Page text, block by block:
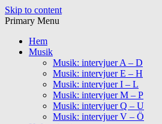
Skip to content
Primary Menu
Hem
Musik
Musik: intervjuer A – D
Musik: intervjuer E – H
Musik: intervjuer I – L
Musik: intervjuer M – P
Musik: intervjuer Q – U
Musik: intervjuer V – Ö